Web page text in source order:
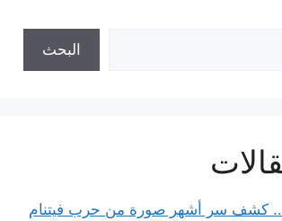
البحث
كشف سر أشهر صورة من حرب فيتنام